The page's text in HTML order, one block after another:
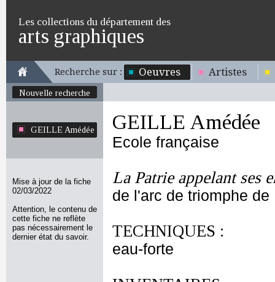
Les collections du département des
arts graphiques
Recherche sur : Oeuvres Artistes
Nouvelle recherche
GEILLE Amédée
Mise à jour de la fiche
02/03/2022
Attention, le contenu de
cette fiche ne reflète
pas nécessairement le
dernier état du savoir.
GEILLE Amédée
Ecole française
La Patrie appelant ses
de l'arc de triomphe de
TECHNIQUES :
eau-forte